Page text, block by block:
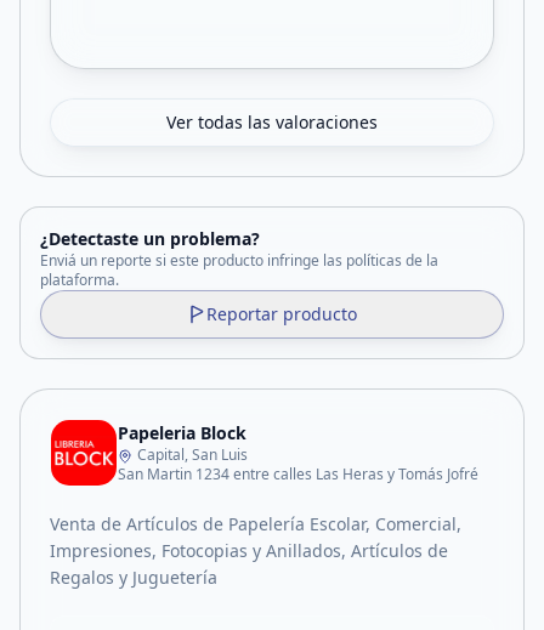
Ver todas las valoraciones
¿Detectaste un problema?
Enviá un reporte si este producto infringe las políticas de la
plataforma.
Reportar producto
Papeleria Block
Capital, San Luis
San Martin 1234 entre calles Las Heras y Tomás Jofré
Venta de Artículos de Papelería Escolar, Comercial,
Impresiones, Fotocopias y Anillados, Artículos de
Regalos y Juguetería